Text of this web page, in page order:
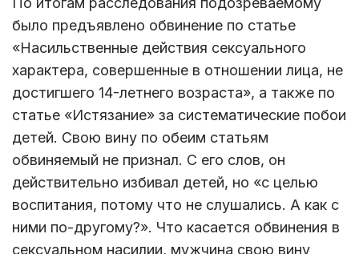
было предъявлено обвинение по статье
«Насильственные действия сексуального
характера, совершенные в отношении лица, не
достигшего 14-летнего возраста», а также по
статье «Истязание» за систематические побои
детей. Свою вину по обеим статьям
обвиняемый не признал. С его слов, он
действительно избивал детей, но «с целью
воспитания, потому что не слушались. А как с
ними по-другому?». Что касается обвинения в
сексуальном насилии, мужчина свою вину